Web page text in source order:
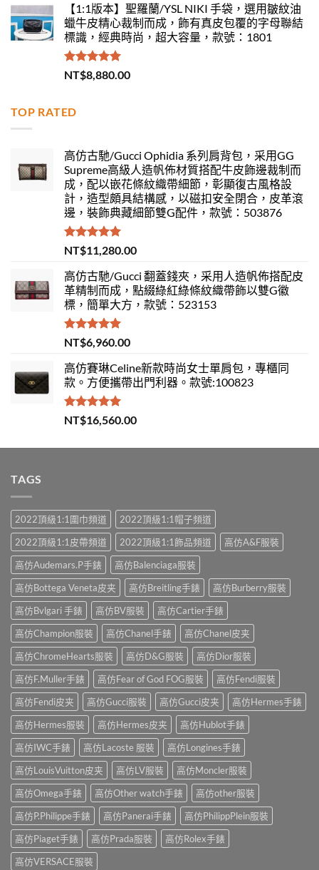
【1:1版本】聖羅蘭/YSL NIKI 手袋，選用皺紋油
蠟牛皮精心裁制而成，飾有真皮包覆的字母聯結
標識，經典時尚，超大容量，款號：1801
評分 5.00
滿分 5
NT$8,880.00
TOP RATED
高仿古馳/Gucci Ophidia 系列肩背包，采用GG
Supreme高級人造帆佈材質搭配牛皮飾邊裁制而
成，配以嵌花條紋織帶細節，彰顯復古風格設
計，造型頗具結構感，以磁扣安全閉合，皮革滾
邊，裝飾典藏細節雙G配件，款號：503876
評分5.00
滿分 5
NT$11,280.00
高仿古馳/Gucci 翻蓋錢夾，采用人造帆佈搭配皮
革精制而成，點綴綠紅綠條紋織帶飾以雙G徽
標，簡單大方，款號：523153
評分 5.00
滿分 5
NT$6,960.00
高仿賽琳Celine新款時尚女士單肩包，專櫃同
款。方便攜帶出門利器。款號:100823
評分5.00
滿分 5
NT$16,560.00
TAGS
2022頂級1:1圍巾頻道
2022頂級1:1帽子頻道
2022頂級1:1皮帶頻道
2022頂級1:1飾品頻道
高仿A&F服裝
高仿Audemars.P手錶
高仿Balenciaga服裝
高仿Bottega Veneta皮夹
高仿Breitling手錶
高仿Burberry服裝
高仿Bvlgari 手錶
高仿BV服裝
高仿Cartier手錶
高仿Champion服裝
高仿Chanel手錶
高仿Chanel皮夹
高仿ChromeHearts服裝
高仿D&G服裝
高仿Dior服裝
高仿F.Muller手錶
高仿Fear of God FOG服裝
高仿Fendi服裝
高仿Fendi皮夹
高仿Gucci服裝 高仿Gucci皮夹
高仿Hermes手錶
高仿Hermes服裝
高仿Hermes皮夹
高仿Hublot手錶
高仿IWC手錶
高仿Lacoste 服裝
高仿Longines手錶
高仿LouisVuitton皮夹
高仿LV服裝
高仿Moncler服裝
高仿Omega手錶
高仿Other watch手錶
高仿other服裝
高仿P.Philippe手錶
高仿Panerai手錶
高仿PhilippPlein服裝
高仿Piaget手錶
高仿Prada服裝
高仿Rolex手錶
高仿VERSACE服裝